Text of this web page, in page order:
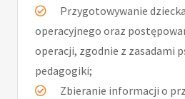
Przygotowywanie
operacyjnego oraz
operacji, zgodnie z zasadami
pedagogiki;
Zbieranie informacji o